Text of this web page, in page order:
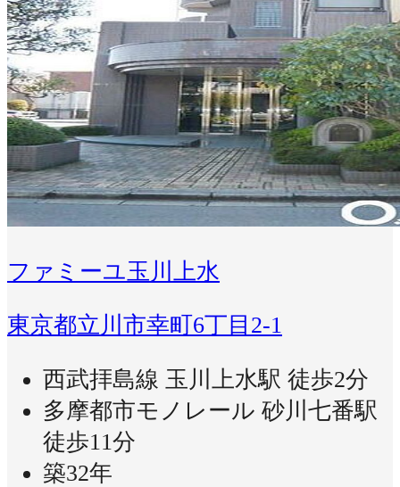
ファミーユ玉川上水
東京都立川市幸町6丁目2-1
西武拝島線 玉川上水駅 徒歩2分
多摩都市モノレール 砂川七番駅
徒歩11分
築32年